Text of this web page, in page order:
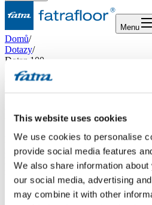
This website uses cookies
We use cookies to personalise
provide social media features
We also share information
our social media, advertising
may combine it with other
Menu
Domů/
Dotazy/
Dotaz 100
Dotaz 100
Dotaz
Dobrý den, poptávám schodové
mm. Nášlapnou vrstvu na schodech
hrany firmy Bolta se na oblém tvaru
máte nějaké řešení?Philippová
Odpověď